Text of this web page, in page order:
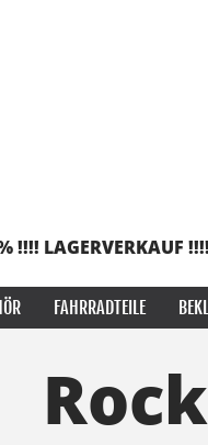
!!!! LAGERVERKAUF
FAHRRADTEILE